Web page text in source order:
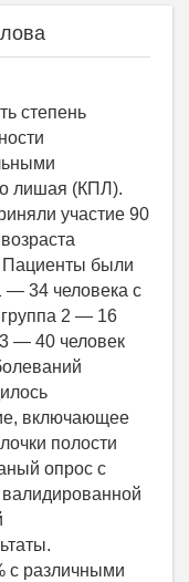
степень
лишая (КПЛ).
участие 90
Пациенты были
— 34 человека с
2 — 16
— 40 человек
включающее
полости
опрос с
с различными